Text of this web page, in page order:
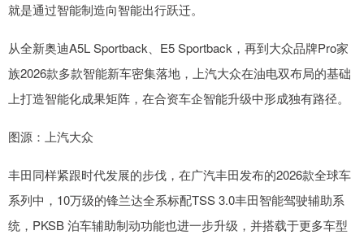
就是通过智能制造向智能出行跃迁。
从全新奥迪A5L Sportback、E5 Sportback，再到大众品牌Pro家
族2026款多款智能新车密集落地，上汽大众在油电双布局的基础
上打造智能化成果矩阵，在合资车企智能升级中形成独有路径。
图源：上汽大众
丰田同样紧跟时代发展的步伐，在广汽丰田发布的2026款全球车
系列中，10万级的锋兰达全系标配TSS 3.0丰田智能驾驶辅助系
统，PKSB 泊车辅助制动功能也进一步升级，并搭载于更多车型